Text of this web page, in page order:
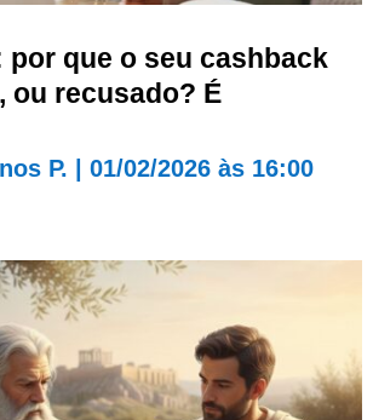
por que o seu cashback
ou recusado? É
P. 01/02/2026 às 16:00